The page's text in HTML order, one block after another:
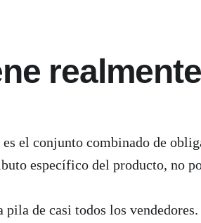
el conjunto combinado de
específico del producto, no
de casi todos los